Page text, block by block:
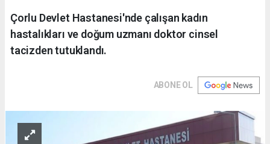
Çorlu Devlet Hastanesi'nde çalışan kadın
hastalıkları ve doğum uzmanı doktor cinsel
tacizden tutuklandı.
ABONE OL